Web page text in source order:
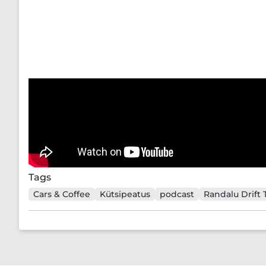
Tags
Cars & Coffee Kütsipeatus podcast Randalu Drift